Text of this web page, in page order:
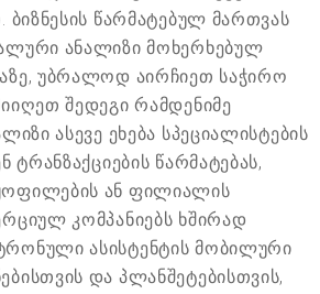
ბიზნესის წარმატებულ მართვას
ანალიზი მოხერხებულ
უბრალოდ აირჩიეთ საჭირო
შედეგი რამდენიმე
ასევე ეხება სპეციალისტების
ტრანზაქციების წარმატებას,
ან ფილიალის
კომპანიებს ხშირად
ასისტენტის მობილური
და პლანშეტებისთვის,